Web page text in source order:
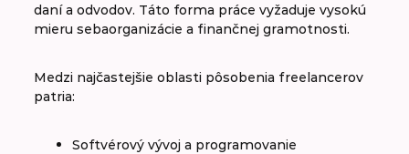
daní a odvodov. Táto forma práce vyžaduje vysokú
mieru sebaorganizácie a finančnej gramotnosti.
Medzi najčastejšie oblasti pôsobenia freelancerov
patria:
Softvérový vývoj a programovanie